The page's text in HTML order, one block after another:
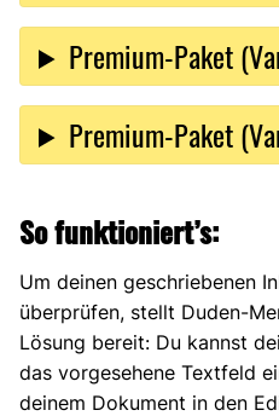
Premium-Paket
Premium-Paket
So funktioniert’s:
Um deinen geschriebenen
überprüfen, stellt Duden-
Lösung bereit: Du kannst
das vorgesehene Textfeld
deinem Dokument in den